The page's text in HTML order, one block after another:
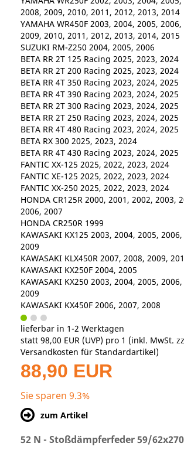
2008, 2009, 2010, 2011, 2012, 2013, 2014
YAMAHA WR450F 2003, 2004, 2005,
2009, 2010, 2011, 2012, 2013, 2014, 2015
SUZUKI RM-Z250 2004, 2005, 2006
BETA RR 2T 125 Racing 2025, 2023, 2024
BETA RR 2T 200 Racing 2025, 2023, 2024
BETA RR 4T 350 Racing 2023, 2024, 2025
BETA RR 4T 390 Racing 2023, 2024, 2025
BETA RR 2T 300 Racing 2023, 2024, 2025
BETA RR 2T 250 Racing 2023, 2024, 2025
BETA RR 4T 480 Racing 2023, 2024, 2025
BETA RX 300 2025, 2023, 2024
BETA RR 4T 430 Racing 2023, 2024, 2025
FANTIC XX-125 2025, 2022, 2023, 2024
FANTIC XE-125 2025, 2022, 2023, 2024
FANTIC XX-250 2025, 2022, 2023, 2024
HONDA CR125R 2000, 2001, 2002, 2003,
2006, 2007
HONDA CR250R 1999
KAWASAKI KX125 2003, 2004, 2005,
2009
KAWASAKI KLX450R 2007, 2008, 2009,
KAWASAKI KX250F 2004, 2005
KAWASAKI KX250 2003, 2004, 2005,
2009
KAWASAKI KX450F 2006, 2007, 2008
lieferbar in 1-2 Werktagen
statt 98,00 EUR (UVP) pro 1 (inkl. MwSt.
Versandkosten für Standardartikel)
88,90 EUR
Sie sparen 9.3%
zum Artikel
52 N - Stoßdämpferfeder 59/